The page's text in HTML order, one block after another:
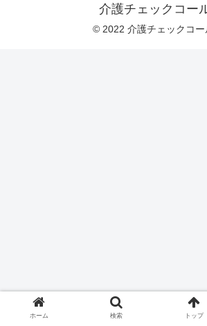
介護チェックコー
© 2022 介護チェックコー
ホーム 検索 トップ